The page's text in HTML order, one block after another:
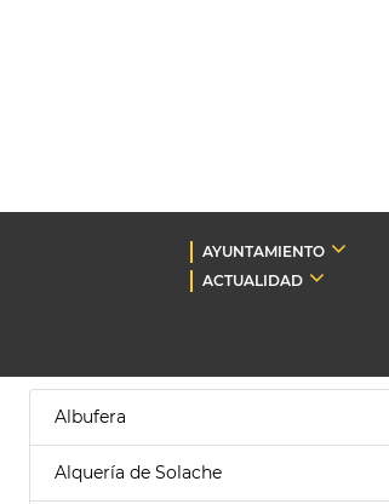
AYUNTAMIENTO
ACTUALIDAD
Albufera
Alquería de Solache